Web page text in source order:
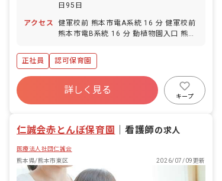
日95日
アクセス
健軍校前 熊本市電A系統 16 分 健軍校前
熊本市電B系統 16 分 動植物園入口 熊本
B系統 17 分 健軍交番前 熊本市電A系統
18 分
正社員 認可保育園
詳しく見る
キープ
仁誠会赤とんぼ保育園 ｜看護師の求人
医療法人社団仁誠会
熊本県/熊本市東区
2026/07/09更新